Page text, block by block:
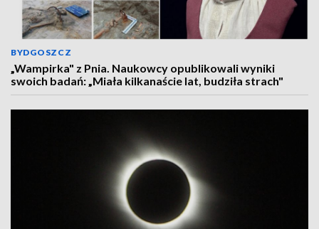
BYDGOSZCZ
„Wampirka" z Pnia. Naukowcy opublikowali wyniki
swoich badań: „Miała kilkanaście lat, budziła strach"